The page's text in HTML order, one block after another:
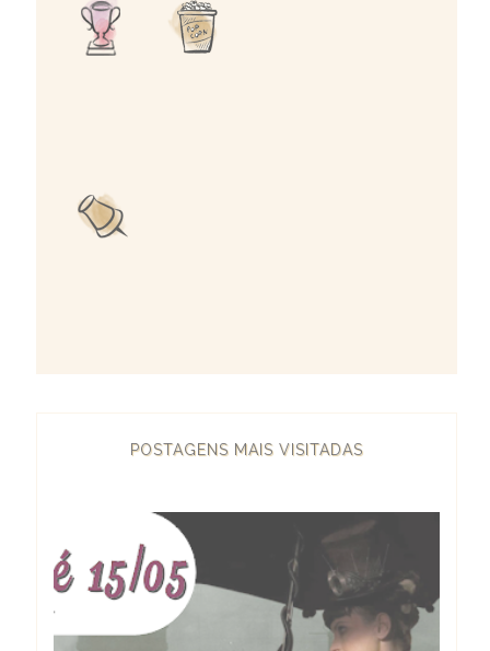
POSTAGENS MAIS VISITADAS